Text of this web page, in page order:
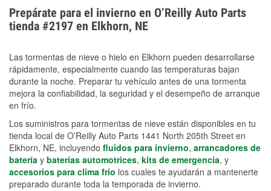
el sobrecalentamiento en condiciones de frío
extremo. Aprende cómo comprobar la protección
anticongelante en nuestra sección How-To.
Prepárate para el invierno en O’Reilly Auto Parts
tienda #2197 en Elkhorn, NE
Las tormentas de nieve o hielo en Elkhorn pueden desarrollarse
rápidamente, especialmente cuando las temperaturas bajan
durante la noche. Preparar tu vehículo antes de una tormenta
mejora la confiabilidad, la seguridad y el desempeño de arranque
en frío.
Los suministros para tormentas de nieve están disponibles en tu
tienda local de O’Reilly Auto Parts 1441 North 205th Street en
Elkhorn, NE, incluyendo fluidos para invierno, arrancadores de
batería y baterías automotrices, kits de emergencia, y
accesorios para clima frío los cuales te ayudarán a mantenerte
preparado durante toda la temporada de invierno.